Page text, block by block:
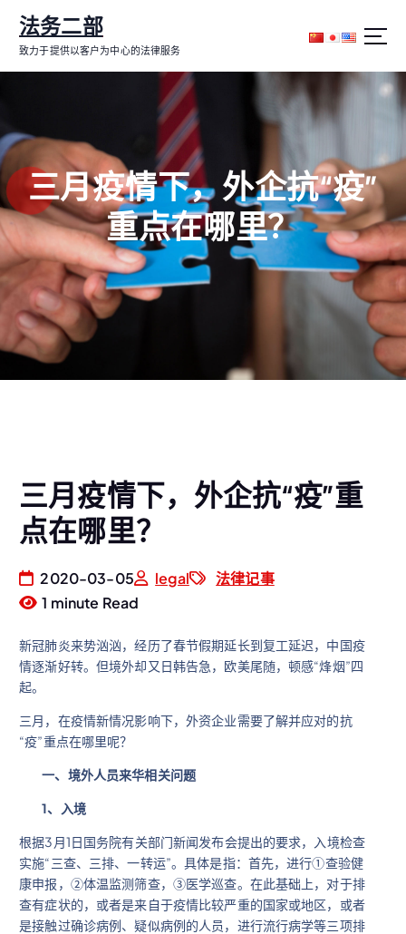
内
法务二部
致力于提供以客户为中心的法律服务
三月疫情下，外企抗“疫”
重点在哪里？
三月疫情下，外企抗“疫”重
点在哪里？
2020-03-05 legal
法律记事
1 minute Read
新冠肺炎来势汹汹，经历了春节假期延长到复工延迟，中国疫
情逐渐好转。但境外却又日韩告急，欧美尾随，顿感“烽烟”四
起。
三月，在疫情新情况影响下，外资企业需要了解并应对的抗
“疫”重点在哪里呢？
一、境外人员来华相关问题
1、入境
根据3月1日国务院有关部门新闻发布会提出的要求，入境检查
实施“三查、三排、一转运”。具体是指：首先，进行①查验健
康申报，②体温监测筛查，③医学巡查。在此基础上，对于排
查有症状的，或者是来自于疫情比较严重的国家或地区，或者
是接触过确诊病例、疑似病例的人员，进行流行病学等三项排